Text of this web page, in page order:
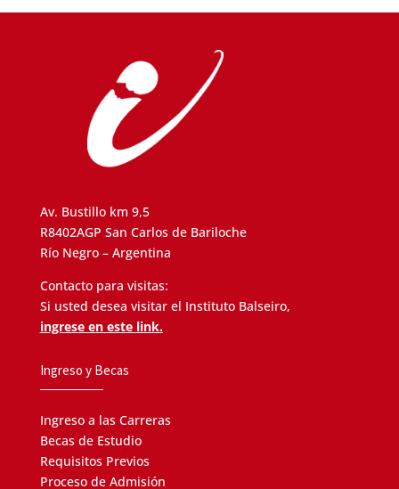
Av. Bustillo km 9,5
R8402AGP San Carlos de Bariloche
Río Negro – Argentina
Contacto para visitas:
Si usted desea visitar el Instituto Balseiro,
ingrese en este link.
Ingreso y Becas
Ingreso a las Carreras
Becas de Estudio
Requisitos Previos
Proceso de Admisión